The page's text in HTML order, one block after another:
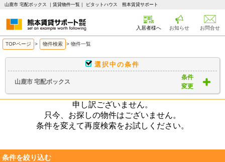
山鹿市 宅配ボックス ｜賃貸物件一覧｜ ピタットハウス 熊本賃貸サポート
入居者様へ お知らせ お問合せ
TOPページ > 物件検索 > 物件一覧
選択中の条件
山鹿市 宅配ボックス
条件
変更
申し訳ございません。
只今、お探しの物件はございません。
条件を変えて再度検索をお試しください。
条件を絞り込む